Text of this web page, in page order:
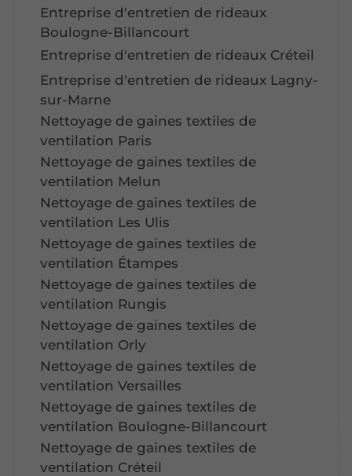
Entreprise d'entretien de rideaux
Boulogne-Billancourt
Entreprise d'entretien de rideaux Créteil
Entreprise d'entretien de rideaux Lagny-
sur-Marne
Nettoyage de gaines textiles de
ventilation Paris
Nettoyage de gaines textiles de
ventilation Melun
Nettoyage de gaines textiles de
ventilation Les Ulis
Nettoyage de gaines textiles de
ventilation Étampes
Nettoyage de gaines textiles de
ventilation Rungis
Nettoyage de gaines textiles de
ventilation Orly
Nettoyage de gaines textiles de
ventilation Versailles
Nettoyage de gaines textiles de
ventilation Boulogne-Billancourt
Nettoyage de gaines textiles de
ventilation Créteil